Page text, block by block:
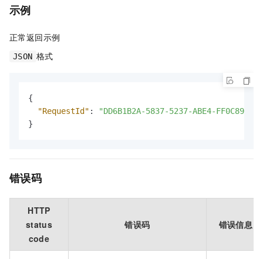
示例
正常返回示例
JSON 格式
{
"RequestId" :
"DD6B1B2A-5837-5237-ABE4-
}
错误码
HTTP
status
code
错误码 错误信息